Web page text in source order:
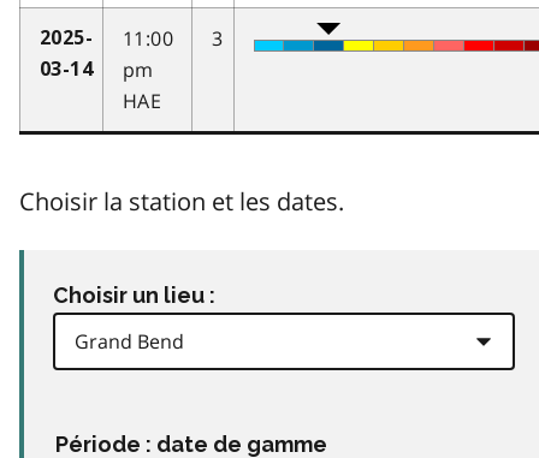
2025-
03-14
11:00
pm
HAE
3
Choisir la station et les dates.
Choisir un lieu :
Période : date de gamme